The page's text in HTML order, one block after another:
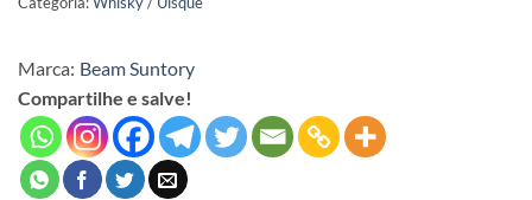
Marca: Beam Suntory
Compartilhe e salve!